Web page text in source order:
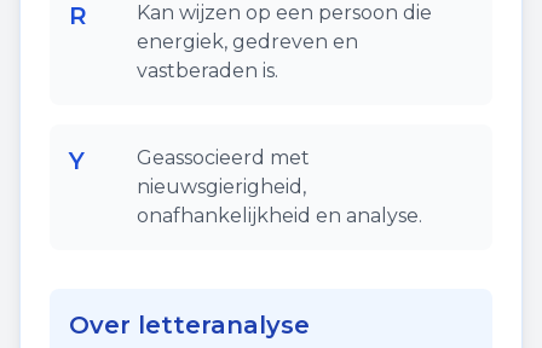
R
Kan wijzen op een persoon die
energiek, gedreven en
vastberaden is.
Y
Geassocieerd met
nieuwsgierigheid,
onafhankelijkheid en analyse.
Over letteranalyse